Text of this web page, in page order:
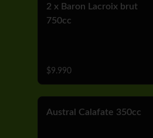
2 x Baron Lacroix brut
750cc
$9.990
Austral Calafate 350cc